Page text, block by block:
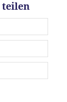
teilen